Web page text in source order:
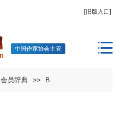
[旧版入口]
中国作家协会主管
会员辞典 >> B